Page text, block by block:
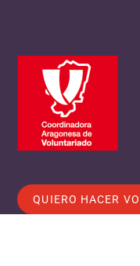
QUIERO HACER